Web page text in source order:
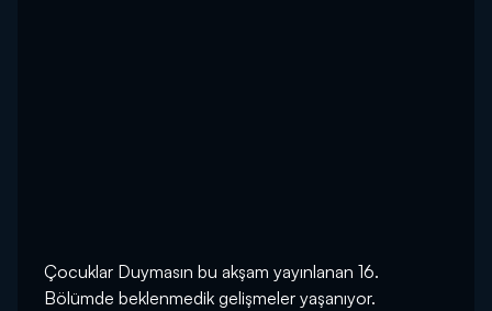
Çocuklar Duymasın bu akşam yayınlanan 16.
Bölümde beklenmedik gelişmeler yaşanıyor.